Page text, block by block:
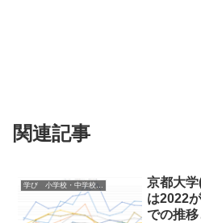
関連記事
学び 小学校・中学校・高校・大学 受験情報
京都大
は2022
での推